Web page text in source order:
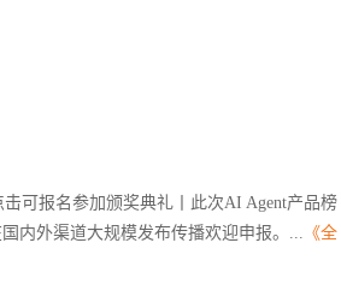
可报名参加颁奖典礼丨此次AI Agent产品榜
内外渠道大规模发布传播欢迎申报。... 《全